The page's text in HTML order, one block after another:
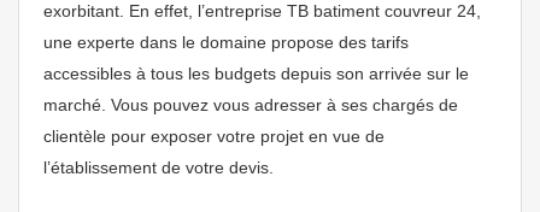
exorbitant. En effet, l’entreprise TB batiment couvreur 24,
une experte dans le domaine propose des tarifs
accessibles à tous les budgets depuis son arrivée sur le
marché. Vous pouvez vous adresser à ses chargés de
clientèle pour exposer votre projet en vue de
l’établissement de votre devis.